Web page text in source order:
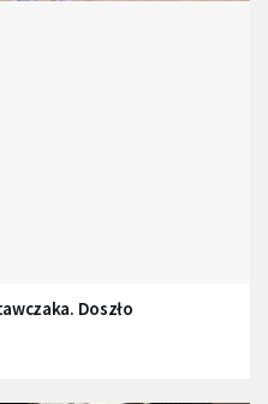
Doszło